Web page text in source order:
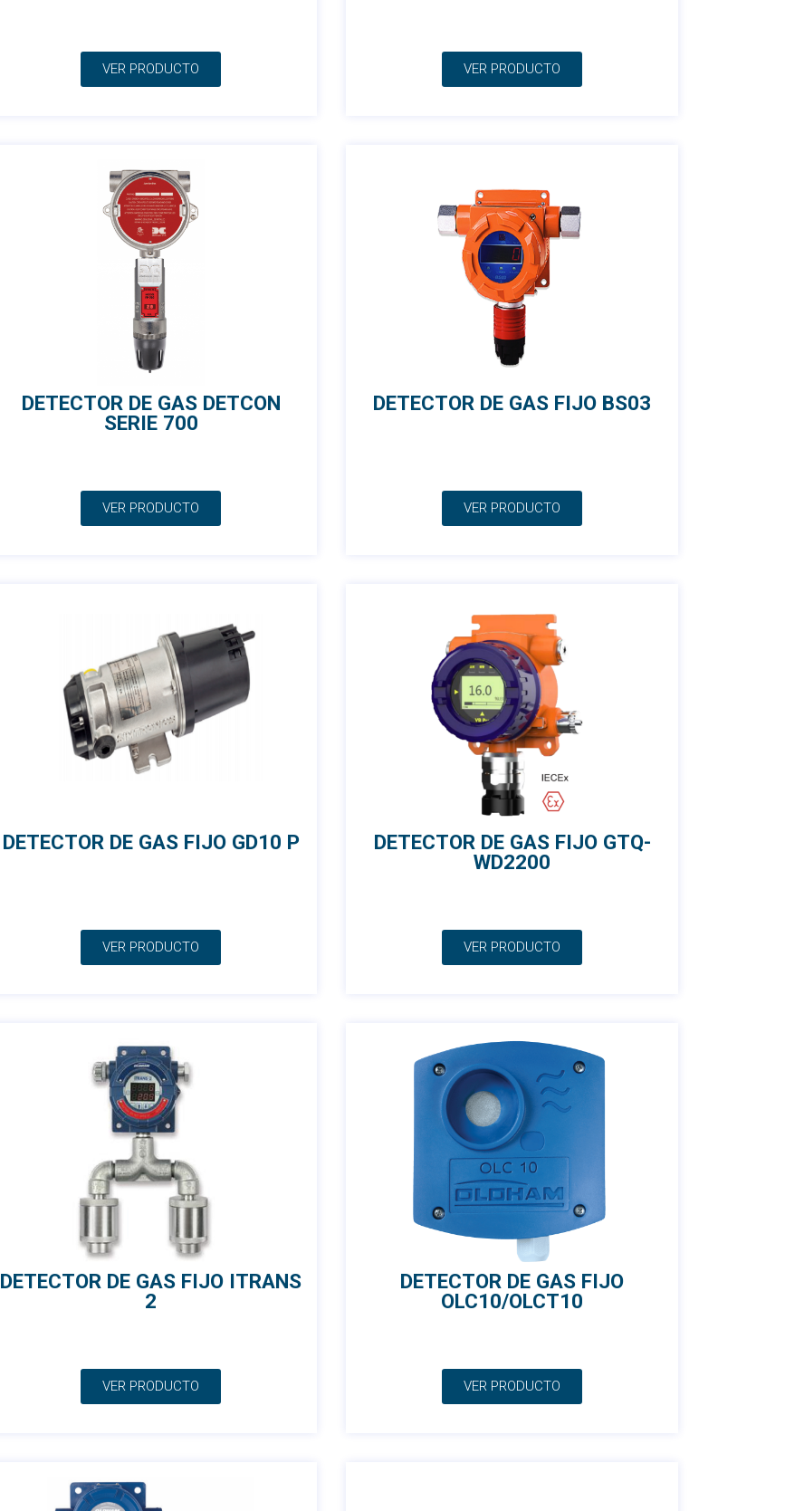
VER PRODUCTO VER PRODUCTO
DETECTOR DE GAS DETCON
SERIE 700
VER PRODUCTO
DETECTOR DE GAS FIJO BS03
VER PRODUCTO
DETECTOR DE GAS FIJO GD10 P
VER PRODUCTO
DETECTOR DE GAS FIJO GTQ-
WD2200
VER PRODUCTO
DETECTOR DE GAS FIJO ITRANS
2
VER PRODUCTO
DETECTOR DE GAS FIJO
OLC10/OLCT10
VER PRODUCTO